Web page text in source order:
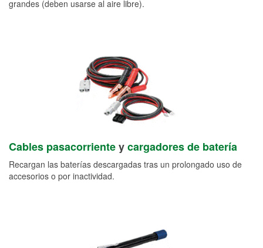
grandes (deben usarse al aire libre).
Cables pasacorrienteycargadores de batería
Recargan las baterías descargadas tras un prolongado uso de
accesorios o por inactividad.